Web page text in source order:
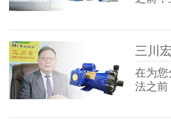
在为您
法之